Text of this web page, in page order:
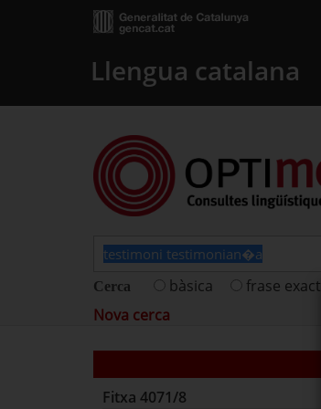
Llengua catalana
Cerca bàsica frase exacta
Nova cerca
Fitxa 4071/8